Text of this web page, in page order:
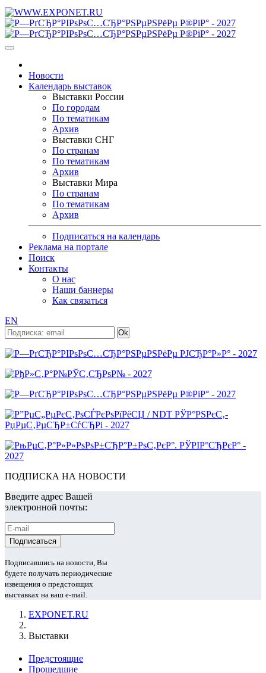
Новости
Календарь выставок
Выставки России
По городам
По тематикам
Архив
Выставки СНГ
По странам
По тематикам
Архив
Выставки Мира
По странам
По тематикам
Архив
Подписаться на календарь
Реклама на портале
Поиск
Контакты
О нас
Наши баннеры
Как связаться
EN
ПОДПИСКА НА НОВОСТИ
Введите адрес Вашей
электронной почты:
Подписавшись на новости, Вы
будете получать периодические
извещения о предстоящих
выставках на ваш e-mail.
EXPONET.RU
Выставки
Предстоящие
Прошедшие